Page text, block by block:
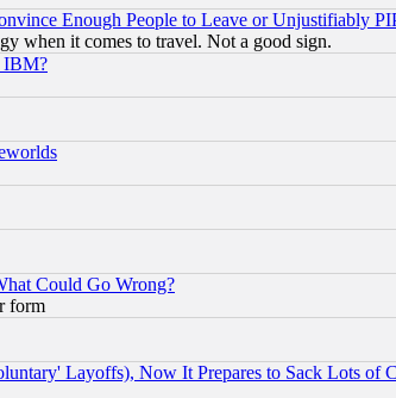
Enough People to Leave or Unjustifiably
when it comes to travel. Not a good sign.
IBM?
Could Go Wrong?
form
Layoffs), Now It Prepares to Sack Lots of